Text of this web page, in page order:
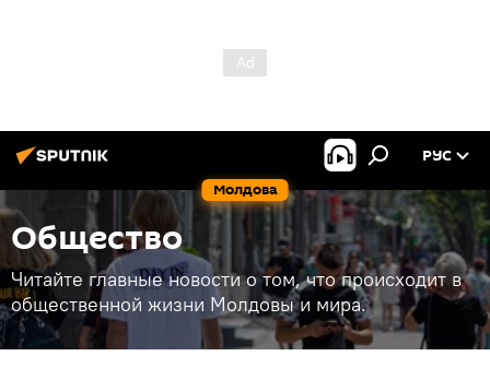
Молдова
РУС
Общество
Читайте главные новости о том, что происходит в
общественной жизни Молдовы и мира.